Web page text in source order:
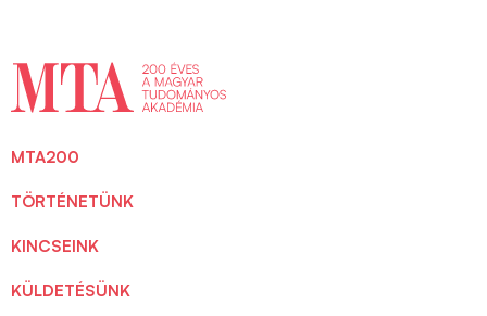
MTA200
TÖRTÉNETÜNK
KINCSEINK
KÜLDETÉSÜNK